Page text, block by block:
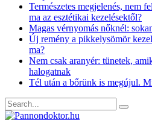
Természetes megjelenés, nem
ma az esztétikai kezelésektől?
Magas vérnyomás nőknél:
Új remény a pikkelysömör
ma?
Nem csak aranyér: tünetek,
halogatnak
Tél után a bőrünk is megújul.